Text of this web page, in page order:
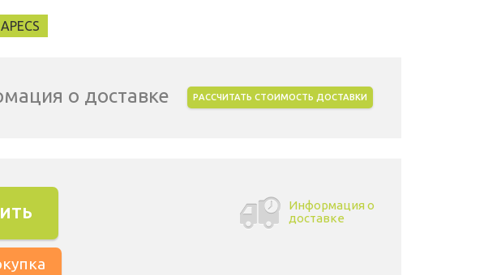
о доставке РАССЧИТАТЬ СТОИМОСТЬ ДОСТАВКИ
Информация о
доставке